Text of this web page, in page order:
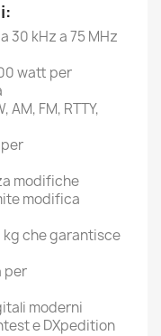
30 kHz a 75 MHz
watt per
AM, FM, RTTY,
modifiche
modifica
che garantisce
per
moderni
e DXpedition